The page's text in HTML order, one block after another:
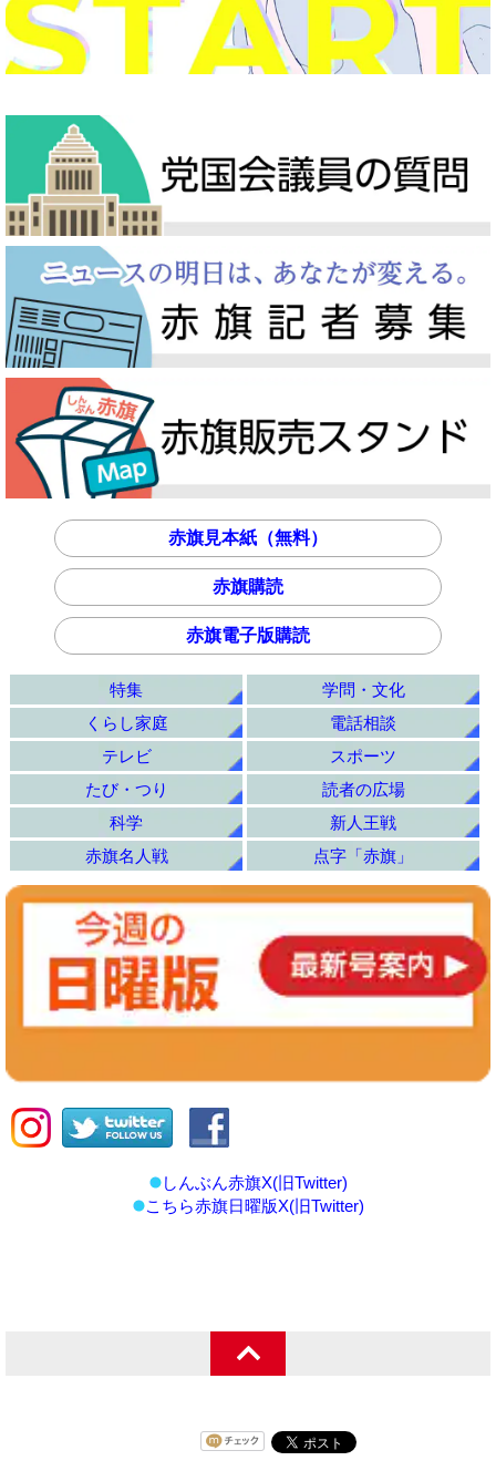
赤旗見本紙（無料）
赤旗購読
赤旗電子版購読
特集
学問・文化
くらし家庭
電話相談
テレビ
スポーツ
たび・つり
読者の広場
科学
新人王戦
赤旗名人戦
点字「赤旗」
しんぶん赤旗X(旧Twitter)
こちら赤旗日曜版X(旧Twitter)